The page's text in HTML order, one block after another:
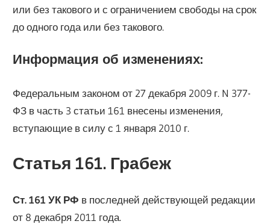
или без такового и с ограничением свободы на срок
до одного года или без такового.
Информация об изменениях:
Федеральным законом от 27 декабря 2009 г. N 377-
ФЗ в часть 3 статьи 161 внесены изменения,
вступающие в силу с 1 января 2010 г.
Статья 161. Грабеж
Ст. 161 УК РФ в последней действующей редакции
от 8 декабря 2011 года.